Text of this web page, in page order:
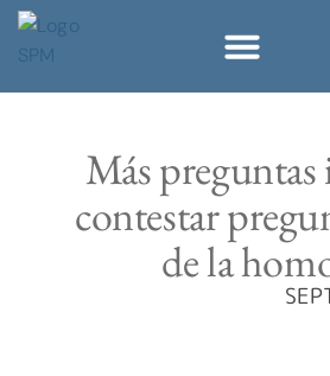
Más
contestar
de la